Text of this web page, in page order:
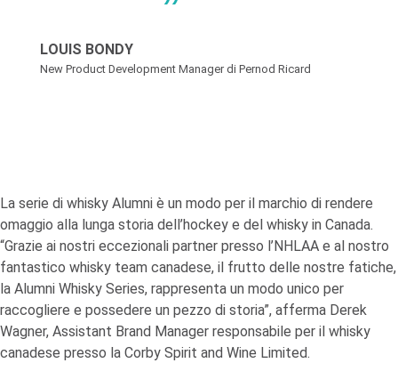
LOUIS BONDY
New Product Development Manager di Pernod Ricard
La serie di whisky Alumni è un modo per il marchio di rendere
omaggio alla lunga storia dell’hockey e del whisky in Canada.
“Grazie ai nostri eccezionali partner presso l’NHLAA e al nostro
fantastico whisky team canadese, il frutto delle nostre fatiche,
la Alumni Whisky Series, rappresenta un modo unico per
raccogliere e possedere un pezzo di storia”, afferma Derek
Wagner, Assistant Brand Manager responsabile per il whisky
canadese presso la Corby Spirit and Wine Limited.